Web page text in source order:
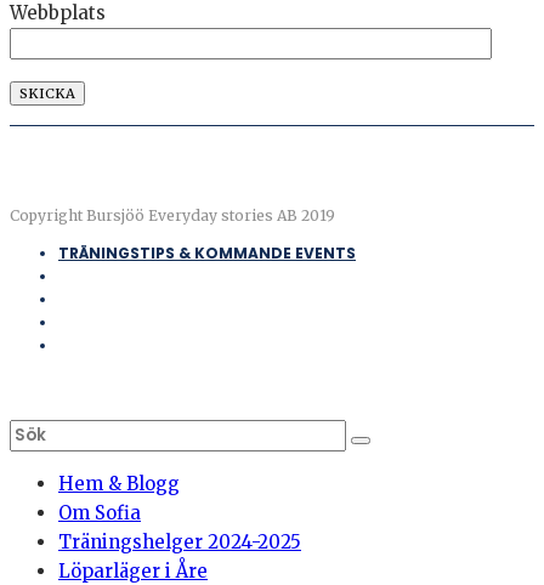
Webbplats
Copyright Bursjöö Everyday stories AB 2019
TRÄNINGSTIPS & KOMMANDE EVENTS
Hem & Blogg
Om Sofia
Träningshelger 2024-2025
Löparläger i Åre